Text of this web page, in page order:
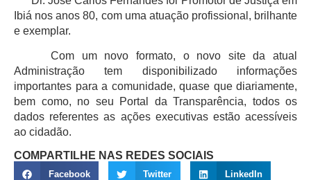
Ibiá nos anos 80, com uma atuação profissional, brilhante
e exemplar.
Com um novo formato, o novo site da atual
Administração tem disponibilizado informações
importantes para a comunidade, quase que diariamente,
bem como, no seu Portal da Transparência, todos os
dados referentes as ações executivas estão acessíveis
ao cidadão.
COMPARTILHE NAS REDES SOCIAIS
Facebook Twitter LinkedIn